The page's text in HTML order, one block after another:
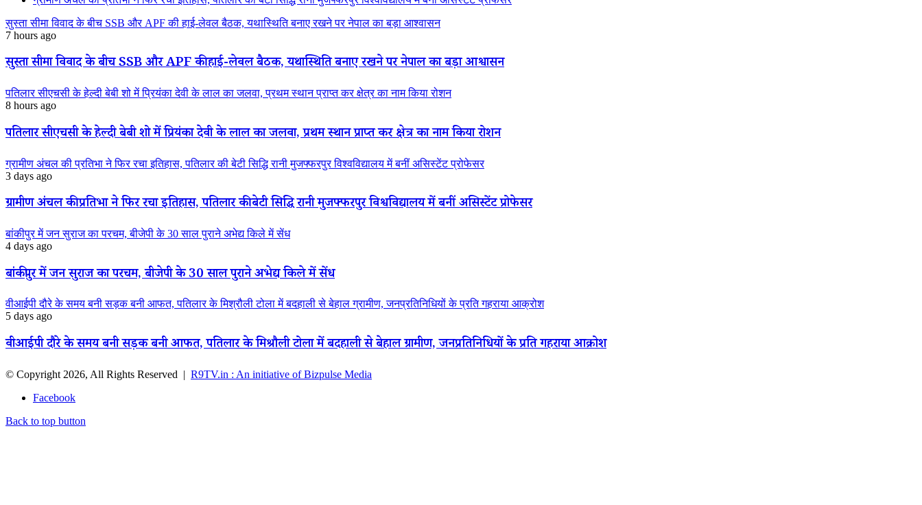
सुस्ता सीमा विवाद के बीच SSB और APF की हाई-लेवल बैठक, यथास्थिति बनाए रखने पर नेपाल का बड़ा आश्वासन
7 hours ago
सुस्ता सीमा विवाद के बीच SSB और APF की हाई-लेवल बैठक, यथास्थिति बनाए रखने पर नेपाल का बड़ा आश्वासन
पतिलार सीएचसी के हेल्दी बेबी शो में प्रियंका देवी के लाल का जलवा, प्रथम स्थान प्राप्त कर क्षेत्र का नाम किया रोशन
8 hours ago
पतिलार सीएचसी के हेल्दी बेबी शो में प्रियंका देवी के लाल का जलवा, प्रथम स्थान प्राप्त कर क्षेत्र का नाम किया रोशन
ग्रामीण अंचल की प्रतिभा ने फिर रचा इतिहास, पतिलार की बेटी सिद्धि रानी मुजफ्फरपुर विश्वविद्यालय में बनीं असिस्टेंट प्रोफेसर
3 days ago
ग्रामीण अंचल की प्रतिभा ने फिर रचा इतिहास, पतिलार की बेटी सिद्धि रानी मुजफ्फरपुर विश्वविद्यालय में बनीं असिस्टेंट प्रोफेसर
बांकीपुर में जन सुराज का परचम, बीजेपी के 30 साल पुराने अभेद्य किले में सेंध
4 days ago
बांकीपुर में जन सुराज का परचम, बीजेपी के 30 साल पुराने अभेद्य किले में सेंध
वीआईपी दौरे के समय बनी सड़क बनी आफत, पतिलार के मिश्रौली टोला में बदहाली से बेहाल ग्रामीण, जनप्रतिनिधियों के प्रति गहराया आक्रोश
5 days ago
वीआईपी दौरे के समय बनी सड़क बनी आफत, पतिलार के मिश्रौली टोला में बदहाली से बेहाल ग्रामीण, जनप्रतिनिधियों के प्रति गहराया आक्रोश
© Copyright 2026, All Rights Reserved | R9TV.in : An initiative of Bizpulse Media
Facebook
Back to top button